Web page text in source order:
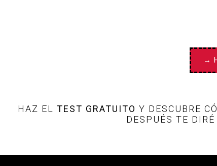
→
HAZ EL TEST GRATUITO Y DESCUBRE
DESPUÉS TE